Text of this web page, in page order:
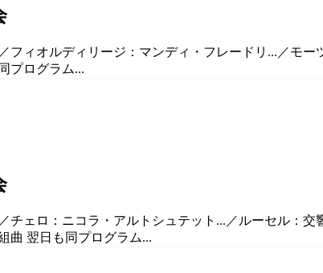
フィオルディリージ：マンディ・フレードリ...／モ
プログラム...
ェロ：ニコラ・アルトシュテット...／ルーセル：
曲 翌日も同プログラム...